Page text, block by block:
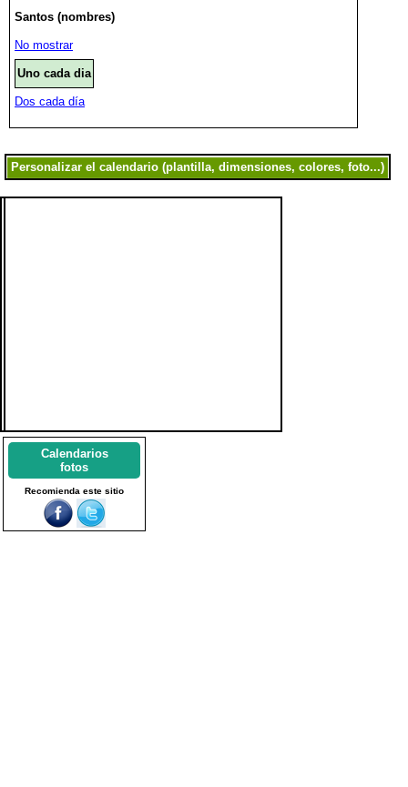
Santos (nombres)
No mostrar
Uno cada dia
Dos cada día
Calendarios
fotos
Recomienda este sitio